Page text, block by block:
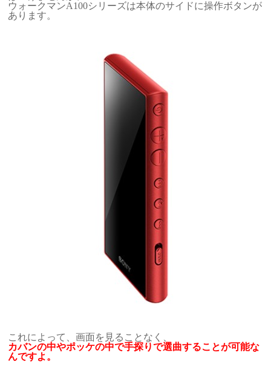
ウォークマンA100シリーズは本体のサイドに操作ボタンが
あります。
これによって、画面を見ることなく、
カバンの中やポッケの中で手探りで選曲することが可能な
んですよ。